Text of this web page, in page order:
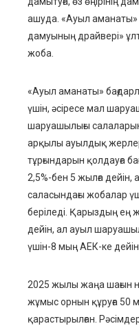
ашуда. «Ауыл аманаты»
дамуының драйвері»
жоба.
«Ауыл аманаты»
үшін, әсіресе мал
шаруашылығы
арқылы ауылдық
тұрғындарын қолдауға
2,5%-бен 5 жылға
саласындағы жобалар
беріледі. Қарыздың ең
дейін, ал ауыл
үшін-8 мың АЕК-ке
2025 жылы жаңа шағын
жұмыс орнын құруға 50
қарастырылған.